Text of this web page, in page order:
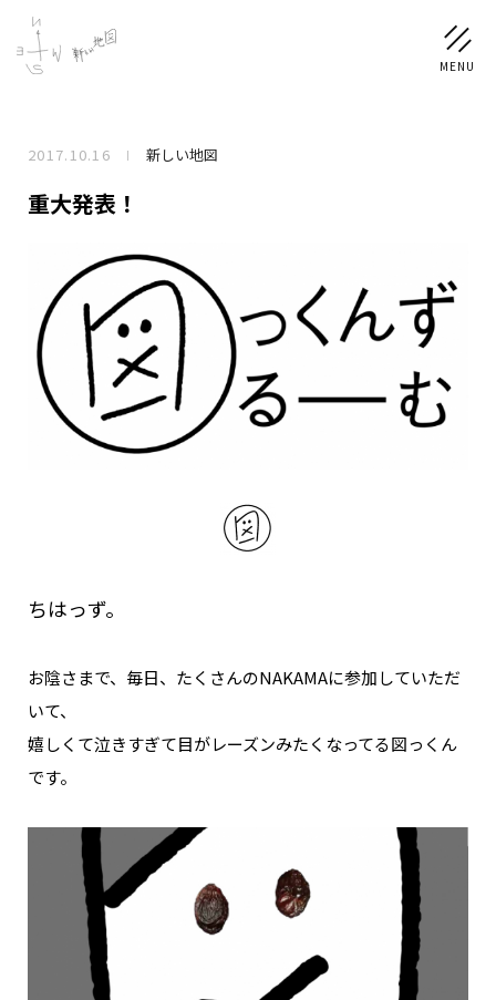
NEWS
PROFILE
稲垣 吾郎 草彅 剛 香取 慎吾
DISCOGRAPHY
CHIZUSHOP
お問い合わせ
メールマガジン登録/解除
2017.10.16 新しい地図
重大発表！
ちはっず。
お陰さまで、毎日、たくさんのNAKAMAに参加していただ
いて、
嬉しくて泣きすぎて目がレーズンみたくなってる図っくん
です。